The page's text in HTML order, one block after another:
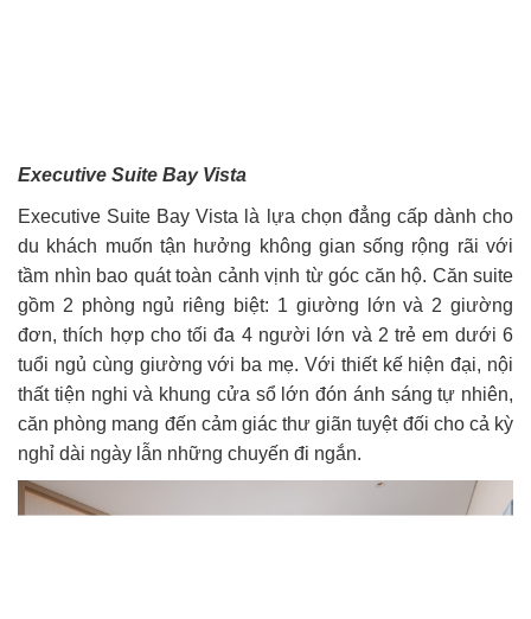
Executive Suite Bay Vista
Executive Suite Bay Vista là lựa chọn đẳng cấp dành cho
du khách muốn tận hưởng không gian sống rộng rãi với
tầm nhìn bao quát toàn cảnh vịnh từ góc căn hộ. Căn suite
gồm 2 phòng ngủ riêng biệt: 1 giường lớn và 2 giường
đơn, thích hợp cho tối đa 4 người lớn và 2 trẻ em dưới 6
tuổi ngủ cùng giường với ba mẹ. Với thiết kế hiện đại, nội
thất tiện nghi và khung cửa sổ lớn đón ánh sáng tự nhiên,
căn phòng mang đến cảm giác thư giãn tuyệt đối cho cả kỳ
nghỉ dài ngày lẫn những chuyến đi ngắn.